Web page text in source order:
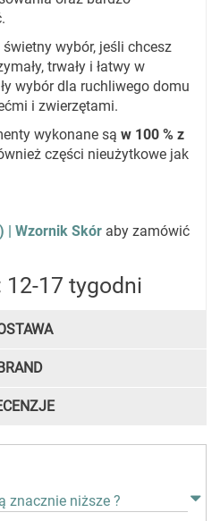
wybór, jeśli chcesz
trwały i łatwy w
wybór dla ruchliwego domu
i zwierzętami.
wykonane są w 100 % z
części nieużytkowe jak
| Wzornik Skór aby zamówić
12-17 tygodni
BRAND
znacznie niższe ?